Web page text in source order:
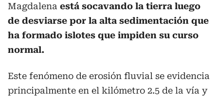
Magdalena está socavando la tierra luego
de desviarse por la alta sedimentación que
ha formado islotes que impiden su curso
normal.
Este fenómeno de erosión fluvial se evidencia
principalmente en el kilómetro 2.5 de la vía y